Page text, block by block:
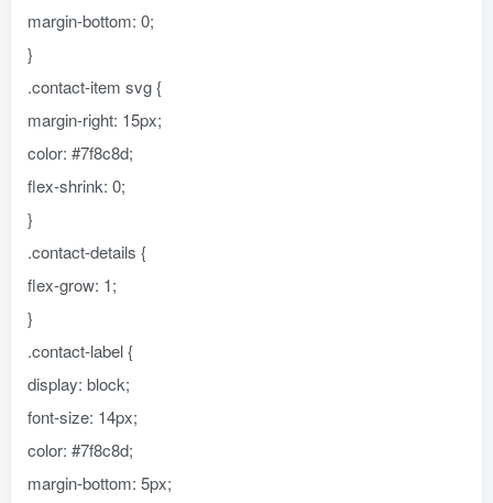
margin-bottom: 0;
}
.contact-item svg {
margin-right: 15px;
color: #7f8c8d;
flex-shrink: 0;
}
.contact-details {
flex-grow: 1;
}
.contact-label {
display: block;
font-size: 14px;
color: #7f8c8d;
margin-bottom: 5px;